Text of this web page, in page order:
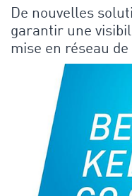
De nouvelles
garantir une
mise en réseau